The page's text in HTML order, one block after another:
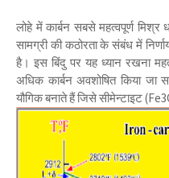
लोहे में कार्बन सबसे महत्वपूर्ण मिश्र
सामग्री की कठोरता के संबंध में
है। इस बिंदु पर यह ध्यान रखना
अधिक कार्बन अवशोषित किया जा
यौगिक बनाते हैं जिसे सीमेन्टाइट